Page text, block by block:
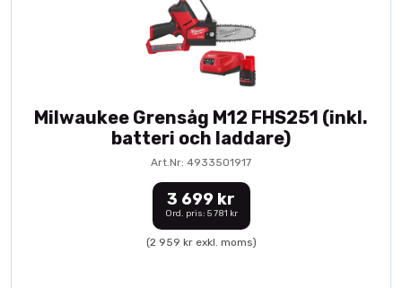
Milwaukee Grensåg M12 FHS251 (inkl.
batteri och laddare)
Art.Nr: 4933501917
3 699 kr
Ord. pris: 5 781 kr
(2 959 kr exkl. moms)